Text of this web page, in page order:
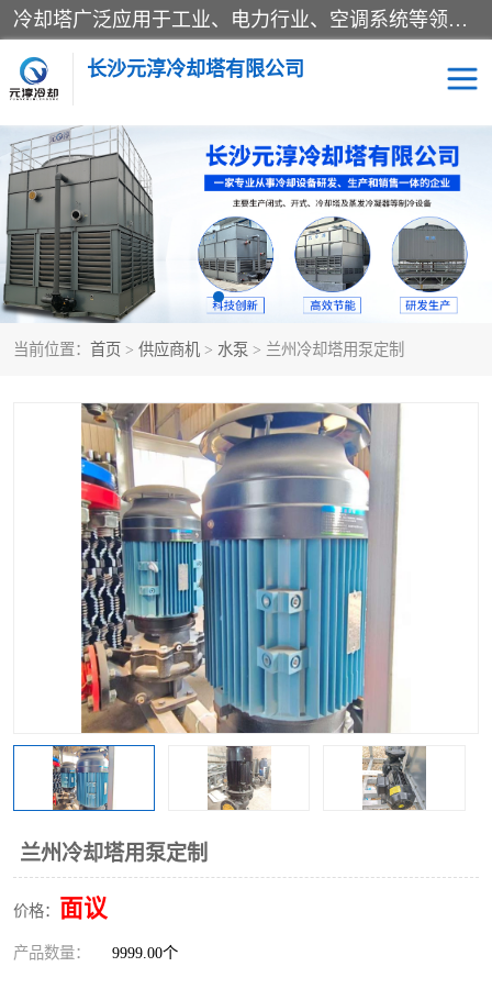
冷却塔广泛应用于工业、电力行业、空调系统等领域。在电力行业中，用于冷却发电机组的循环水；在工业生产中，如化工、冶金等行业，可降低生产过程中产生的热量；在空调系统中，为空调设备提供冷却水源
长沙元淳冷却塔有限公司
当前位置： 首页 > 供应商机 > 水泵 > 兰州冷却塔用泵定制
兰州冷却塔用泵定制
价格： 面议
产品数量： 9999.00个
方形开式冷却塔 圆形冷却塔
闭式冷却塔 水箱
电控箱 水泵
板式换热器